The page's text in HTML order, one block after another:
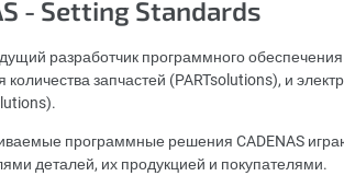
- Setting Standards
разработчик программного
запчастей (PARTsolutions), и
программные решения CADENAS
деталей, их продукцией и покупателями.